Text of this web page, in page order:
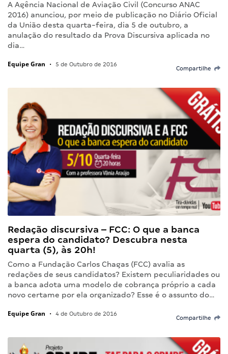
A Agência Nacional de Aviação Civil (Concurso ANAC
2016) anunciou, por meio de publicação no Diário Oficial
da União desta quarta-feira, dia 5 de outubro, a
anulação do resultado da Prova Discursiva aplicada no
dia…
Equipe Gran • 5 de Outubro de 2016
Compartilhe
Redação discursiva – FCC: O que a banca
espera do candidato? Descubra nesta
quarta (5), às 20h!
Como a Fundação Carlos Chagas (FCC) avalia as
redações de seus candidatos? Existem peculiaridades ou
a banca adota uma modelo de cobrança próprio a cada
novo certame por ela organizado? Esse é o assunto do…
Equipe Gran • 4 de Outubro de 2016
Compartilhe